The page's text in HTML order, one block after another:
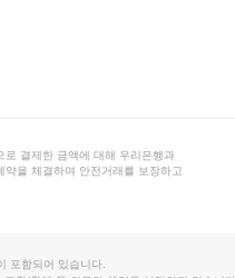
로 결제한 금액에 대해 우리은행과
약을 체결하여 안전거래를 보장하고
포함되어 있습니다.